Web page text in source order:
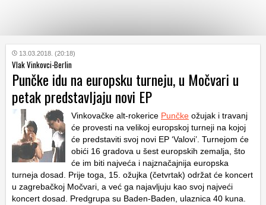
KATEGORIJE
HRVATSKI
WEB
13.03.2018. (20:18)
Vlak Vinkovci-Berlin
Punčke idu na europsku turneju, u Močvari u
petak predstavljaju novi EP
Vinkovačke alt-rokerice Punčke ožujak i travanj
će provesti na velikoj europskoj turneji na kojoj
će predstaviti svoj novi EP ‘Valovi’. Turnejom će
obići 16 gradova u šest europskih zemalja, što
će im biti najveća i najznačajnija europska
turneja dosad. Prije toga, 15. ožujka (četvrtak) održat će koncert
u zagrebačkoj Močvari, a već ga najavljuju kao svoj najveći
koncert dosad. Predgrupa su Baden-Baden, ulaznica 40 kuna.